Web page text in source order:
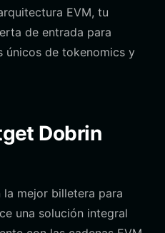
EVM, tu
de entrada para
únicos de tokenomics y
Dobrin
la mejor billetera para
una solución integral